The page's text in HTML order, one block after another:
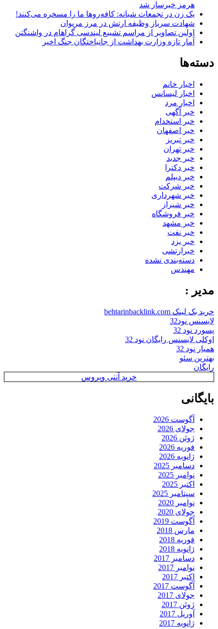
هرمز خبرساز شد
یک زن در تجمعات شبانه: کافه‌روها ما را مسخره می‌کنند!
شهادت سرباز وظیفه ارتش در مرز مریوان
اولین تصاویر از مراسم تشییع لیندسی گراهام در واشنگتن
آمار تازه وزارت بهداشت از جانباختگان جنگ اخیر
دسته‌ها
اخبار خانم
اخبار لیسانس
اخبار مرد
خبر آگهی
خبر استخدام
خبر اصفهان
خبر تبریز
خبر تهران
خبر جدید
خبر دکترا
خبر دیپلم
خبر شرکت
خبر شهرداری
خبر شیراز
خبر فروشگاه
خبر مشهد
خبر نفت
خبر یزد
خبرارتشی
دسته‌بندی نشده
مهندس
مدیر :
خرید بک لینک behtarinbacklink.com
لایسنس نود32
پسورد نود 32
اوکلی لایسنس رایگان نود 32
همیار نود 32
بهترین سئو
رایگان
خرید آنتی ویروس
بایگانی
آگوست 2026
جولای 2026
ژوئن 2026
فوریه 2026
ژانویه 2026
دسامبر 2025
نوامبر 2025
اکتبر 2025
سپتامبر 2025
نوامبر 2020
جولای 2020
آگوست 2019
مارس 2018
فوریه 2018
ژانویه 2018
دسامبر 2017
نوامبر 2017
اکتبر 2017
آگوست 2017
جولای 2017
ژوئن 2017
آوریل 2017
ژانویه 2017